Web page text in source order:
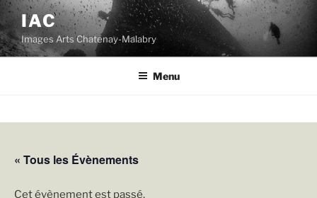
Aller
au
contenu
principal
IAC
Images Arts Chatenay-Malabry
Menu
« Tous les Évènements
Cet évènement est passé.